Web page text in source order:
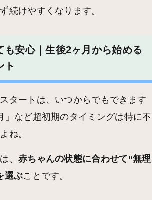
続けやすくなります。
も安心｜生後2ヶ月から始める
ト
タートは、いつからでもできます
」など超初期のタイミングは特に不
ね。
、 赤ちゃんの状態に合わせて“無理
選ぶことです。